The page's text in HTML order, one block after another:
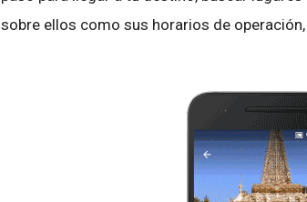
sobre ellos como sus horarios de